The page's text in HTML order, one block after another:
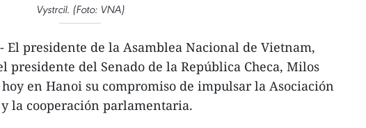
Vystrcil. (Foto: VNA)
El presidente de la Asamblea Nacional de Vietnam,
presidente del Senado de la República Checa, Milos
en Hanoi su compromiso de impulsar la Asociación
la cooperación parlamentaria.